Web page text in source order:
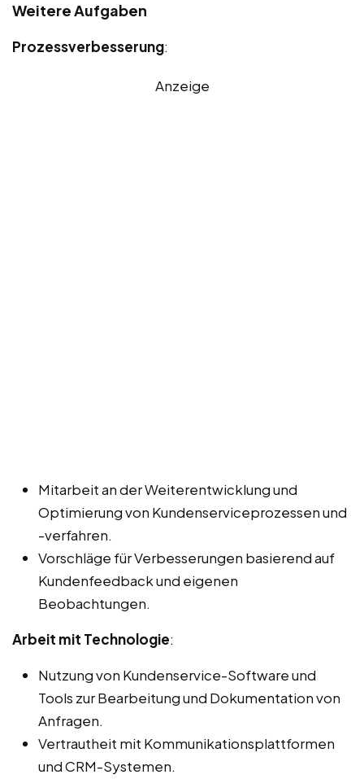
Weitere Aufgaben
Prozessverbesserung:
Anzeige
Mitarbeit an der Weiterentwicklung und
Optimierung von Kundenserviceprozessen und
-verfahren.
Vorschläge für Verbesserungen basierend auf
Kundenfeedback und eigenen
Beobachtungen.
Arbeit mit Technologie:
Nutzung von Kundenservice-Software und
Tools zur Bearbeitung und Dokumentation von
Anfragen.
Vertrautheit mit Kommunikationsplattformen
und CRM-Systemen.